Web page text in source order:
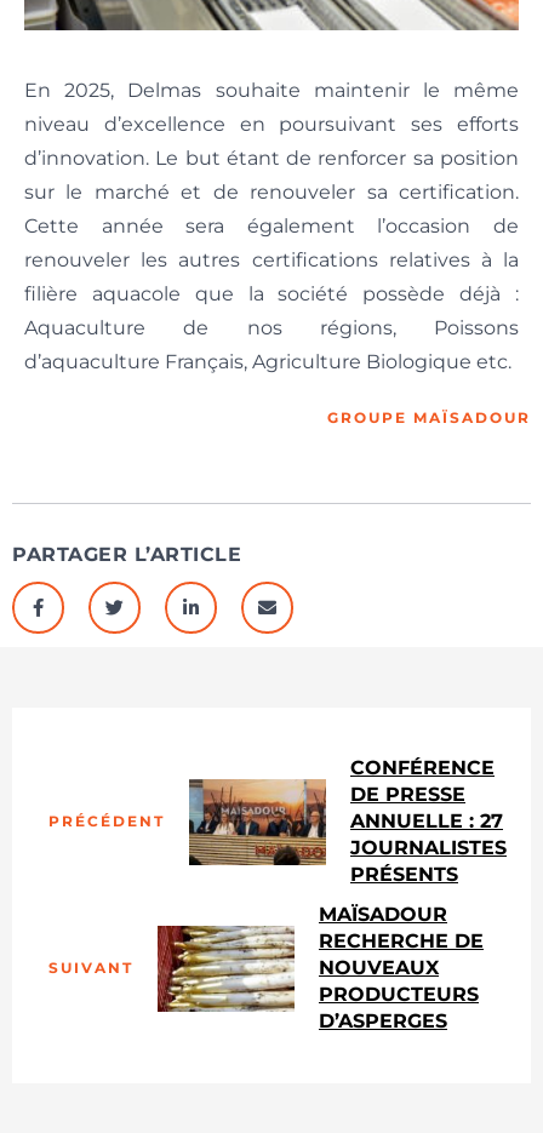
En 2025, Delmas souhaite maintenir le même
niveau d’excellence en poursuivant ses efforts
d’innovation. Le but étant de renforcer sa position
sur le marché et de renouveler sa certification.
Cette année sera également l’occasion de
renouveler les autres certifications relatives à la
filière aquacole que la société possède déjà :
Aquaculture de nos régions, Poissons
d’aquaculture Français, Agriculture Biologique etc.
GROUPE MAÏSADOUR
PARTAGER L’ARTICLE
PRÉCÉDENT
CONFÉRENCE
DE PRESSE
ANNUELLE : 27
JOURNALISTES
PRÉSENTS
SUIVANT
MAÏSADOUR
RECHERCHE DE
NOUVEAUX
PRODUCTEURS
D’ASPERGES